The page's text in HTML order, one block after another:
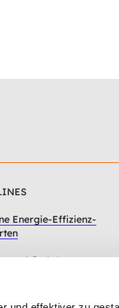
Energie-Effizienz-
Gebäudeforum